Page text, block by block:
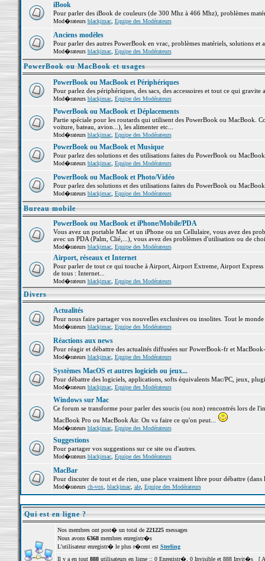
iBook
Pour parler des iBook de couleurs (de 300 Mhz à 466 Mhz), problèmes
Mod�rateurs blackjmac, Equipe des Modérateurs
Anciens modèles
Pour parler des autres PowerBook en vrac, problèmes matériels, solutions et
Mod�rateurs blackjmac, Equipe des Modérateurs
PowerBook ou MacBook et usages
PowerBook ou MacBook et Périphériques
Pour parlez des périphériques, des sacs, des accessoires et tout ce qui
Mod�rateurs blackjmac, Equipe des Modérateurs
PowerBook ou MacBook et Déplacements
Partie spéciale pour les routards qui utilisent des PowerBook ou MacBook.
voiture, bateau, avion...), les alimenter etc...
Mod�rateurs blackjmac, Equipe des Modérateurs
PowerBook ou MacBook et Musique
Pour parlez des solutions et des utilisations faites du PowerBook ou
Mod�rateurs blackjmac, Equipe des Modérateurs
PowerBook ou MacBook et Photo/Vidéo
Pour parlez des solutions et des utilisations faites du PowerBook ou
Mod�rateurs blackjmac, Equipe des Modérateurs
Bureau mobile
PowerBook ou MacBook et iPhone/Mobile/PDA
Vous avez un portable Mac et un iPhone ou un Cellulaire, vous avez des
avec un PDA (Palm, Clié,...), vous avez des problèmes d'utilisation ou de
Mod�rateurs blackjmac, Equipe des Modérateurs
Airport, réseaux et Internet
Pour parler de tout ce qui touche à Airport, Airport Extreme, Airport
de tous : Internet...
Mod�rateurs blackjmac, Equipe des Modérateurs
Divers
Actualités
Pour nous faire partager vos nouvelles exclusives ou insolites. Tout le
Mod�rateurs blackjmac, Equipe des Modérateurs
Réactions aux news
Pour réagir et débattre des actualités diffusées sur PowerBook-fr et
Mod�rateurs blackjmac, Equipe des Modérateurs
Systèmes MacOS et autres logiciels ou jeux...
Pour débattre des logiciels, applications, softs équivalents Mac/PC, jeux,
Mod�rateurs blackjmac, Equipe des Modérateurs
Windows sur Mac
Ce forum se transforme pour parler des soucis (ou non) rencontrés lors de
MacBook Pro ou MacBook Air. On va faire ce qu'on peut...
Mod�rateurs blackjmac, Equipe des Modérateurs
Suggestions
Pour partager vos suggestions sur ce site ou d'autres.
Mod�rateurs blackjmac, Equipe des Modérateurs
MacBar
Pour discuter de tout et de rien, une place vraiment libre pour débattre (dans
Mod�rateurs ch-vox, blackjmac, ale, Equipe des Modérateurs
Qui est en ligne ?
Nos membres ont post� un total de 221225messages
Nous avons 6368membres enregistr�s
L'utilisateur enregistr� le plus r�cent est Sterling
Il y a en tout 888utilisateurs en ligne :: 0 Enregistr�, 0 Invisible et 888 Invit�s [